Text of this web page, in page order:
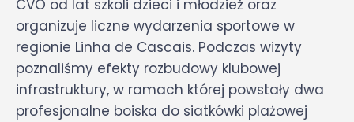
CVO od lat szkoli dzieci i młodzież oraz
organizuje liczne wydarzenia sportowe w
regionie Linha de Cascais. Podczas wizyty
poznaliśmy efekty rozbudowy klubowej
infrastruktury, w ramach której powstały dwa
profesjonalne boiska do siatkówki plażowej